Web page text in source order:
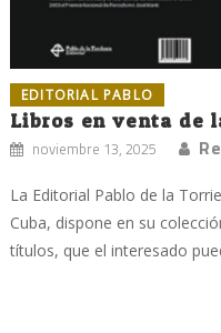
EDITORIAL PABLO
Libros en venta de
noviembre 13, 2025
La Editorial Pablo de la
Cuba, dispone en su
títulos, que el interesado